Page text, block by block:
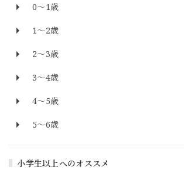
0～1歳
1～2歳
2～3歳
3～4歳
4～5歳
5～6歳
小学生以上へのオススメ